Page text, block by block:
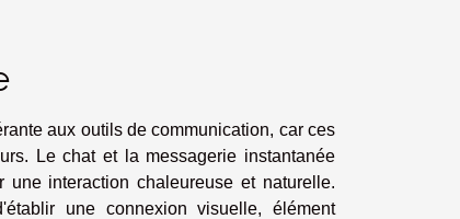
aux outils de communication, car ces
Le chat et la messagerie instantanée
interaction chaleureuse et naturelle.
une connexion visuelle, élément